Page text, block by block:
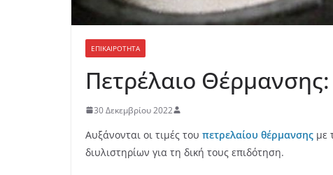
ΕΠΙΚΑΙΡΟΤΗΤΑ
Πετρέλαιο
30 Δεκεμβρίου 2022
Αυξάνονται οι τιμές του πετρελαίου θέρμανσης με
διυλιστηρίων για τη δική τους επιδότηση.